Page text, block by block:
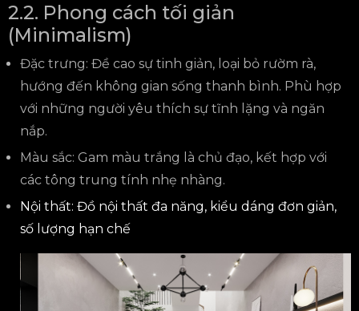
2.2. Phong cách tối giản
(Minimalism)
Đặc trưng: Đề cao sự tinh giản, loại bỏ rườm rà,
hướng đến không gian sống thanh bình. Phù hợp
với những người yêu thích sự tĩnh lặng và ngăn
nắp.
Màu sắc: Gam màu trắng là chủ đạo, kết hợp với
các tông trung tính nhẹ nhàng.
Nội thất: Đồ nội thất đa năng, kiểu dáng đơn giản,
số lượng hạn chế